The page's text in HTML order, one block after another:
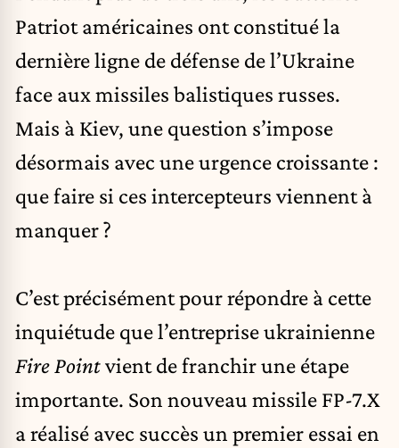
Patriot américaines ont constitué la
dernière ligne de défense de l’Ukraine
face aux missiles balistiques russes.
Mais à Kiev, une question s’impose
désormais avec une urgence croissante :
que faire si ces intercepteurs viennent à
manquer ?
C’est précisément pour répondre à cette
inquiétude que l’entreprise ukrainienne
Fire Pointvient de franchir une étape
importante. Son nouveau missile FP-7.X
a réalisé avec succès un premier essai en